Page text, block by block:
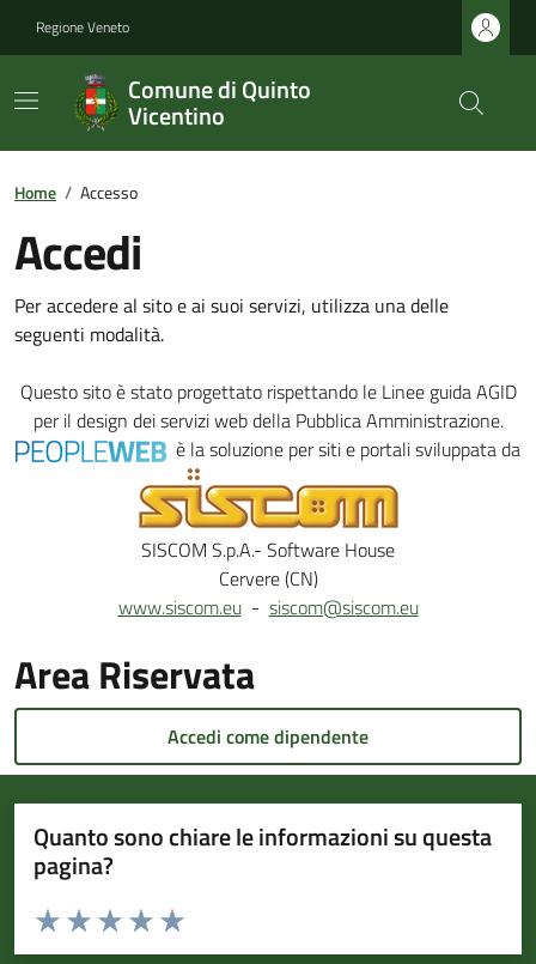
Regione Veneto
Comune di Quinto
Vicentino
Home / Accesso
Accedi
Per accedere al sito e ai suoi servizi, utilizza una delle
seguenti modalità.
Questo sito è stato progettato rispettando le Linee guida AGID
per il design dei servizi web della Pubblica Amministrazione.
è la soluzione per siti e portali sviluppata da
SISCOM S.p.A.- Software House
Cervere (CN)
www.siscom.eu- siscom@siscom.eu
Area Riservata
Accedi come dipendente
Quanto sono chiare le informazioni su questa
pagina?
Valuta da 1 a 5 stelle la pagina
Valuta 5 stelle su 5
Valuta 4 stelle su 5
Valuta 3 stelle su 5
Valuta 2 stelle su 5
Valuta 1 stelle su 5